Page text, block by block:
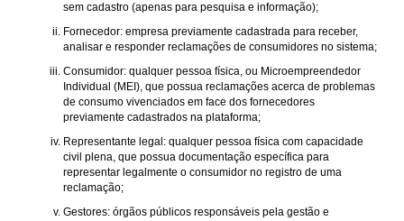
sem cadastro (apenas para pesquisa e informação);
Fornecedor: empresa previamente cadastrada para receber,
analisar e responder reclamações de consumidores no sistema;
Consumidor: qualquer pessoa física, ou Microempreendedor
Individual (MEI), que possua reclamações acerca de problemas
de consumo vivenciados em face dos fornecedores
previamente cadastrados na plataforma;
Representante legal: qualquer pessoa física com capacidade
civil plena, que possua documentação específica para
representar legalmente o consumidor no registro de uma
reclamação;
Gestores: órgãos públicos responsáveis pela gestão e